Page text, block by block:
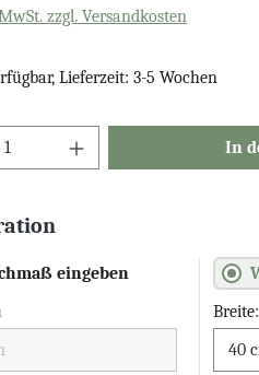
zzgl. Versandkosten
Lieferzeit: 3-5 Wochen
In
eingeben
Breite: